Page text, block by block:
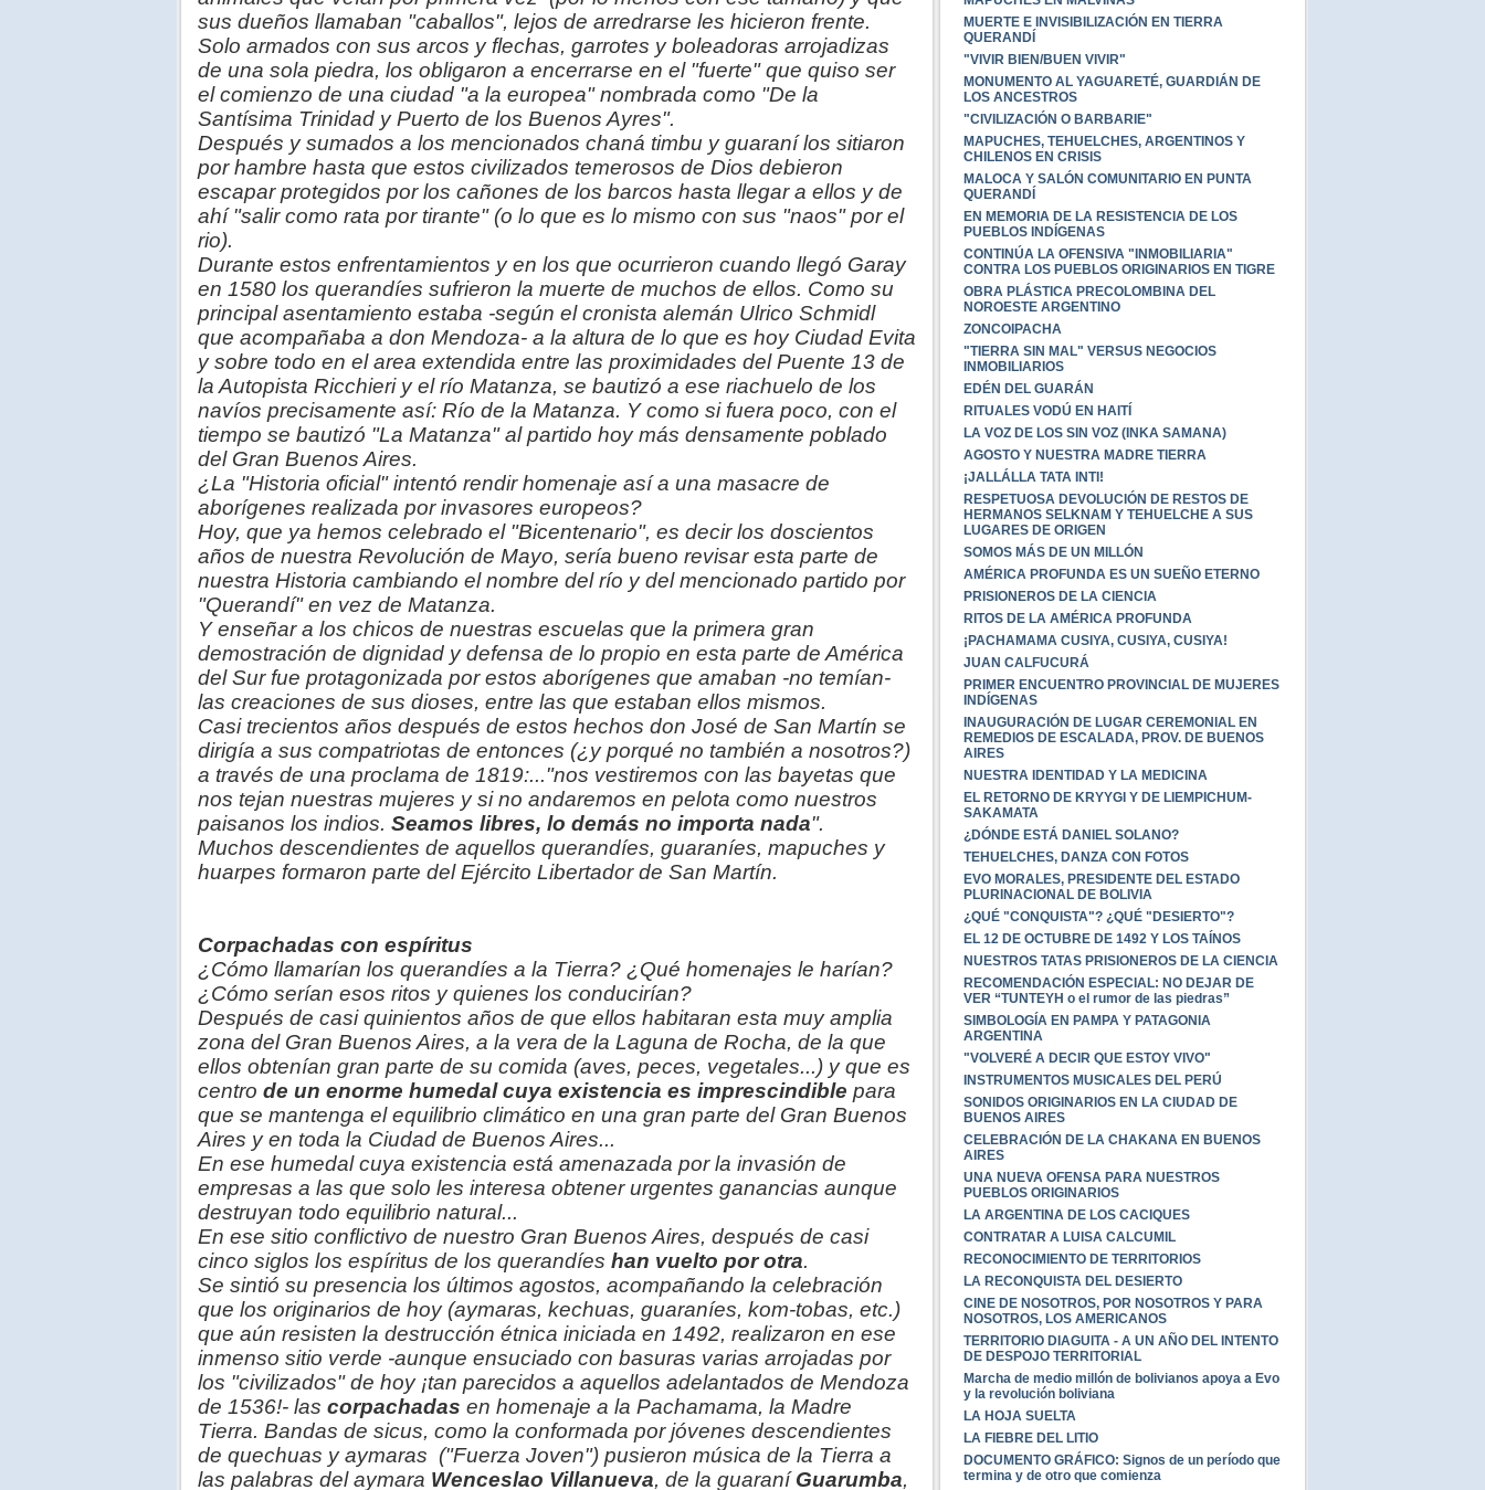
sus dueños llamaban "caballos", lejos de arredrarse les hicieron frente.
Solo armados con sus arcos y flechas, garrotes y boleadoras arrojadizas
de una sola piedra, los obligaron a encerrarse en el "fuerte" que quiso ser
el comienzo de una ciudad "a la europea" nombrada como "De la
Santísima Trinidad y Puerto de los Buenos Ayres".
Después y sumados a los mencionados chaná timbu y guaraní los sitiaron
por hambre hasta que estos civilizados temerosos de Dios debieron
escapar protegidos por los cañones de los barcos hasta llegar a ellos y de
ahí "salir como rata por tirante" (o lo que es lo mismo con sus "naos" por el
rio).
Durante estos enfrentamientos y en los que ocurrieron cuando llegó Garay
en 1580 los querandíes sufrieron la muerte de muchos de ellos. Como su
principal asentamiento estaba -según el cronista alemán Ulrico Schmidl
que acompañaba a don Mendoza- a la altura de lo que es hoy Ciudad Evita
y sobre todo en el area extendida entre las proximidades del Puente 13 de
la Autopista Ricchieri y el río Matanza, se bautizó a ese riachuelo de los
navíos precisamente así: Río de la Matanza. Y como si fuera poco, con el
tiempo se bautizó "La Matanza" al partido hoy más densamente poblado
del Gran Buenos Aires.
¿La "Historia oficial" intentó rendir homenaje así a una masacre de
aborígenes realizada por invasores europeos?
Hoy, que ya hemos celebrado el "Bicentenario", es decir los doscientos
años de nuestra Revolución de Mayo, sería bueno revisar esta parte de
nuestra Historia cambiando el nombre del río y del mencionado partido por
"Querandí" en vez de Matanza.
Y enseñar a los chicos de nuestras escuelas que la primera gran
demostración de dignidad y defensa de lo propio en esta parte de América
del Sur fue protagonizada por estos aborígenes que amaban -no temían-
las creaciones de sus dioses, entre las que estaban ellos mismos.
Casi trecientos años después de estos hechos don José de San Martín se
dirigía a sus compatriotas de entonces (¿y porqué no también a nosotros?)
a través de una proclama de 1819:..."nos vestiremos con las bayetas que
nos tejan nuestras mujeres y si no andaremos en pelota como nuestros
paisanos los indios. Seamos libres, lo demás no importa nada".
Muchos descendientes de aquellos querandíes, guaraníes, mapuches y
huarpes formaron parte del Ejército Libertador de San Martín.
Corpachadas con espíritus
¿Cómo llamarían los querandíes a la Tierra? ¿Qué homenajes le harían?
¿Cómo serían esos ritos y quienes los conducirían?
Después de casi quinientos años de que ellos habitaran esta muy amplia
zona del Gran Buenos Aires, a la vera de la Laguna de Rocha, de la que
ellos obtenían gran parte de su comida (aves, peces, vegetales...) y que es
centro de un enorme humedal cuya existencia es imprescindible para
que se mantenga el equilibrio climático en una gran parte del Gran Buenos
Aires y en toda la Ciudad de Buenos Aires...
En ese humedal cuya existencia está amenazada por la invasión de
empresas a las que solo les interesa obtener urgentes ganancias aunque
destruyan todo equilibrio natural...
En ese sitio conflictivo de nuestro Gran Buenos Aires, después de casi
cinco siglos los espíritus de los querandíes han vuelto por otra.
Se sintió su presencia los últimos agostos, acompañando la celebración
que los originarios de hoy (aymaras, kechuas, guaraníes, kom-tobas, etc.)
que aún resisten la destrucción étnica iniciada en 1492, realizaron en ese
inmenso sitio verde -aunque ensuciado con basuras varias arrojadas por
los "civilizados" de hoy ¡tan parecidos a aquellos adelantados de Mendoza
de 1536!- las corpachadas en homenaje a la Pachamama, la Madre
Tierra. Bandas de sicus, como la conformada por jóvenes descendientes
de quechuas y aymaras ("Fuerza Joven") pusieron música de la Tierra a
las palabras del aymara Wenceslao Villanueva, de la guaraníGuarumba,
MUERTE E INVISIBILIZACIÓN EN TIERRA
QUERANDÍ
"VIVIR BIEN/BUEN VIVIR"
MONUMENTO AL YAGUARETÉ, GUARDIÁN DE
LOS ANCESTROS
"CIVILIZACIÓN O BARBARIE"
MAPUCHES, TEHUELCHES, ARGENTINOS Y
CHILENOS EN CRISIS
MALOCA Y SALÓN COMUNITARIO EN PUNTA
QUERANDÍ
EN MEMORIA DE LA RESISTENCIA DE LOS
PUEBLOS INDÍGENAS
CONTINÚA LA OFENSIVA "INMOBILIARIA"
CONTRA LOS PUEBLOS ORIGINARIOS EN TIGRE
OBRA PLÁSTICA PRECOLOMBINA DEL
NOROESTE ARGENTINO
ZONCOIPACHA
"TIERRA SIN MAL" VERSUS NEGOCIOS
INMOBILIARIOS
EDÉN DEL GUARÁN
RITUALES VODÚ EN HAITÍ
LA VOZ DE LOS SIN VOZ (INKA SAMANA)
AGOSTO Y NUESTRA MADRE TIERRA
¡JALLÁLLA TATA INTI!
RESPETUOSA DEVOLUCIÓN DE RESTOS DE
HERMANOS SELKNAM Y TEHUELCHE A SUS
LUGARES DE ORIGEN
SOMOS MÁS DE UN MILLÓN
AMÉRICA PROFUNDA ES UN SUEÑO ETERNO
PRISIONEROS DE LA CIENCIA
RITOS DE LA AMÉRICA PROFUNDA
¡PACHAMAMA CUSIYA, CUSIYA, CUSIYA!
JUAN CALFUCURÁ
PRIMER ENCUENTRO PROVINCIAL DE MUJERES
INDÍGENAS
INAUGURACIÓN DE LUGAR CEREMONIAL EN
REMEDIOS DE ESCALADA, PROV. DE BUENOS
AIRES
NUESTRA IDENTIDAD Y LA MEDICINA
EL RETORNO DE KRYYGI Y DE LIEMPICHUM-
SAKAMATA
¿DÓNDE ESTÁ DANIEL SOLANO?
TEHUELCHES, DANZA CON FOTOS
EVO MORALES, PRESIDENTE DEL ESTADO
PLURINACIONAL DE BOLIVIA
¿QUÉ "CONQUISTA"? ¿QUÉ "DESIERTO"?
EL 12 DE OCTUBRE DE 1492 Y LOS TAÍNOS
NUESTROS TATAS PRISIONEROS DE LA CIENCIA
RECOMENDACIÓN ESPECIAL: NO DEJAR DE
VER “TUNTEYH o el rumor de las piedras”
SIMBOLOGÍA EN PAMPA Y PATAGONIA
ARGENTINA
"VOLVERÉ A DECIR QUE ESTOY VIVO"
INSTRUMENTOS MUSICALES DEL PERÚ
SONIDOS ORIGINARIOS EN LA CIUDAD DE
BUENOS AIRES
CELEBRACIÓN DE LA CHAKANA EN BUENOS
AIRES
UNA NUEVA OFENSA PARA NUESTROS
PUEBLOS ORIGINARIOS
LA ARGENTINA DE LOS CACIQUES
CONTRATAR A LUISA CALCUMIL
RECONOCIMIENTO DE TERRITORIOS
LA RECONQUISTA DEL DESIERTO
CINE DE NOSOTROS, POR NOSOTROS Y PARA
NOSOTROS, LOS AMERICANOS
TERRITORIO DIAGUITA - A UN AÑO DEL INTENTO
DE DESPOJO TERRITORIAL
Marcha de medio millón de bolivianos apoya a Evo
y la revolución boliviana
LA HOJA SUELTA
LA FIEBRE DEL LITIO
DOCUMENTO GRÁFICO: Signos de un período que
termina y de otro que comienza